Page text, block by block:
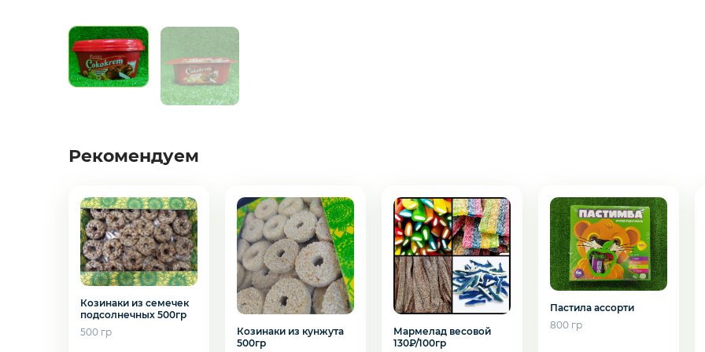
Орехи
Икра
Деликатесы
Утки
Соки
Рекомендуем
Козинаки из семечек
подсолнечных 500гр
500 гр
Козинаки из кунжута
500гр
Мармелад весовой
130₽/100гр
Пастила ассорти
800 гр
Желаете подозвать сотрудника
Да